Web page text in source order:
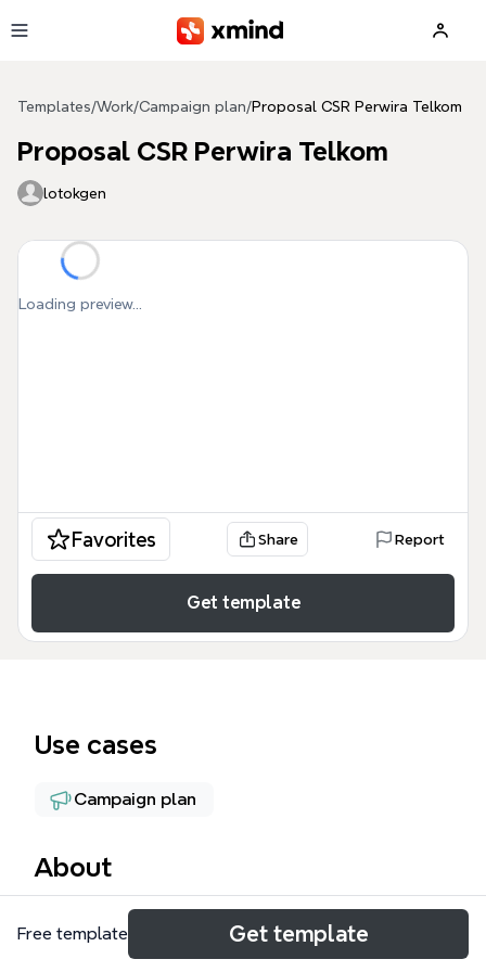
Templates/Work/Campaign plan/Proposal CSR Perwira Telkom
Proposal CSR Perwira Telkom
lotokgen
Loading preview...
Favorites Share Report
Get template
Use cases
Campaign plan
About
Proposal CSR Perwira Telkom adalah template mind
map yang dirancang untuk menyusun proposal
Free template Get template